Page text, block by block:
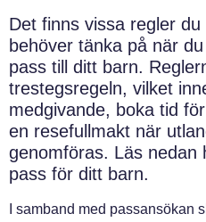
Det finns vissa regler
behöver tänka på när
pass till ditt barn.
trestegsregeln, vilket
medgivande, boka tid
en resefullmakt när
genomföras. Läs nedan
pass för ditt barn.
I samband med passansökan